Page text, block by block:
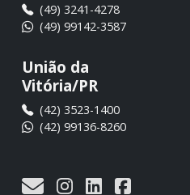
(49) 3241-4278
(49) 99142-3587
União da
Vitória/PR
(42) 3523-1400
(42) 99136-8260